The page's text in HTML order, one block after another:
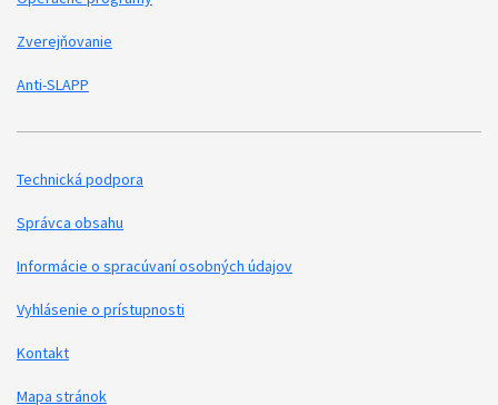
Zverejňovanie
Anti-SLAPP
Podporné odkazy
Technická podpora
Správca obsahu
Informácie o spracúvaní osobných údajov
Vyhlásenie o prístupnosti
Kontakt
Mapa stránok